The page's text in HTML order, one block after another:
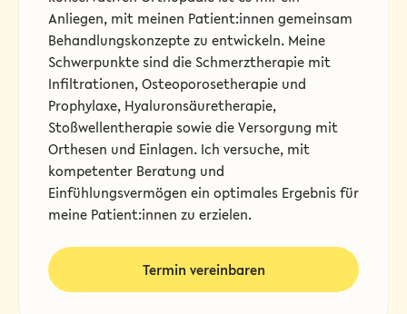
Anliegen, mit meinen Patient:innen gemeinsam
Behandlungskonzepte zu entwickeln. Meine
Schwerpunkte sind die Schmerztherapie mit
Infiltrationen, Osteoporosetherapie und
Prophylaxe, Hyaluronsäuretherapie,
Stoßwellentherapie sowie die Versorgung mit
Orthesen und Einlagen. Ich versuche, mit
kompetenter Beratung und
Einfühlungsvermögen ein optimales Ergebnis für
meine Patient:innen zu erzielen.
Termin vereinbaren